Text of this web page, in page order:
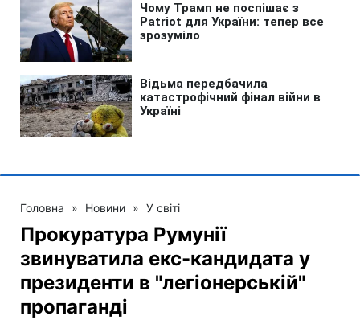
Головна » Новини » У світі
Прокуратура Румунії
звинуватила екс-кандидата у
президенти в "легіонерській"
пропаганді